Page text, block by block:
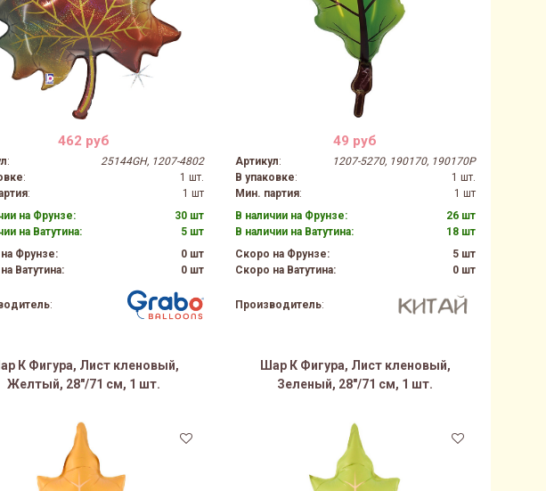
462 руб
:
25144GH, 1207-4802
:
1 шт.
:
1 шт
на Фрунзе:
30 шт
на Ватутина:
5 шт
Фрунзе:
0 шт
Ватутина:
0 шт
:
49 руб
Артикул:
1207-5270, 190170, 190170P
В упаковке:
1 шт.
Мин. партия:
1 шт
В наличии на Фрунзе:
26 шт
В наличии на Ватутина:
18 шт
Скоро на Фрунзе:
5 шт
Скоро на Ватутина:
0 шт
Производитель:
К Фигура, Лист кленовый,
Желтый, 28"/71 см, 1 шт.
Шар К Фигура, Лист кленовый,
Зеленый, 28"/71 см, 1 шт.